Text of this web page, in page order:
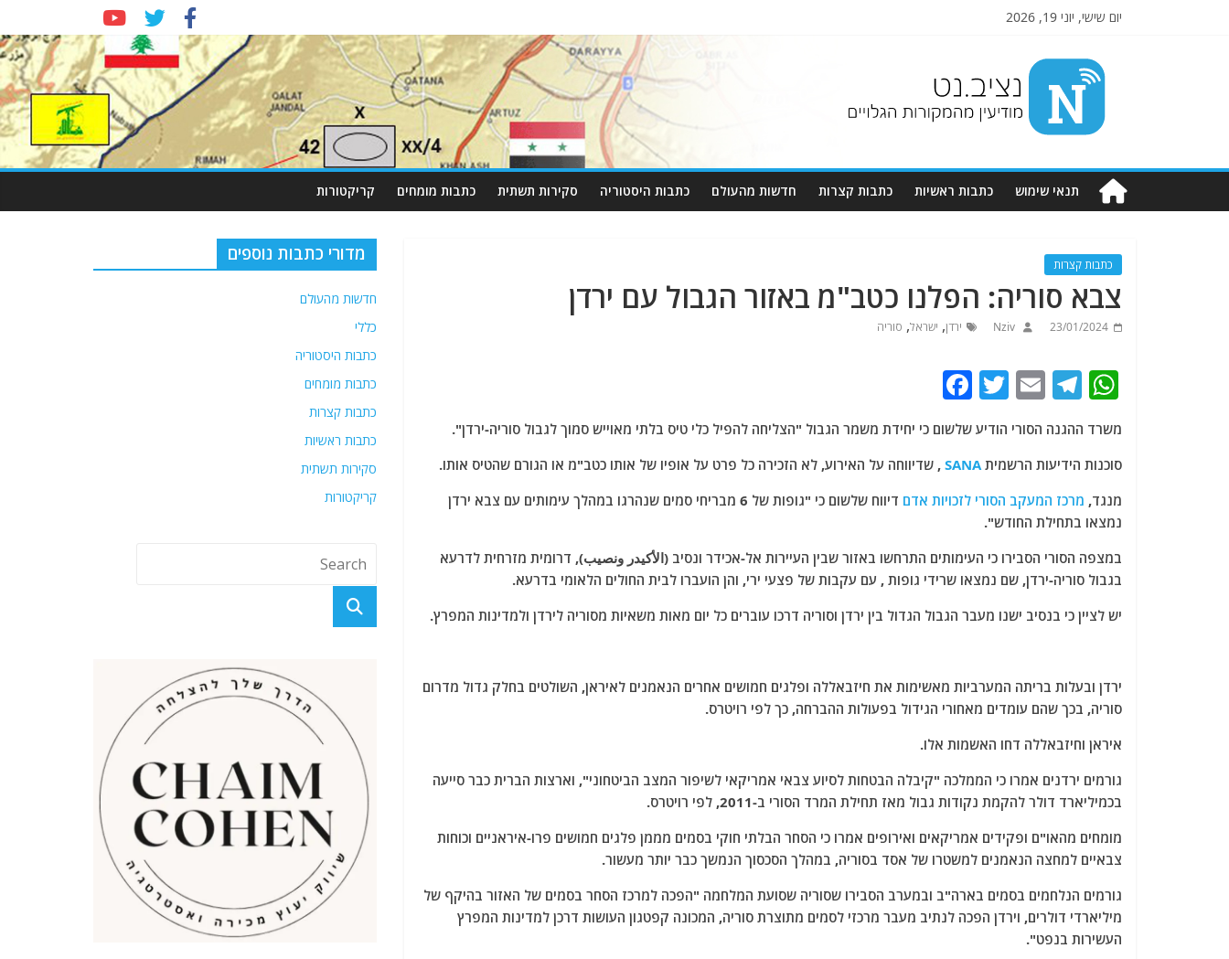
יום שישי, יוני 19, 2026
Nziv.net
מודיעין
מהמקורות
תנאי שימוש כתבות ראשיות כתבות קצרות חדשות מהעולם כתבות היסטוריה סקירות תשתית כתבות מומחים קריקטורות
כתבות קצרות
צבא סוריה: הפלנו כטב"מ באזור הגבול עם ירדן
23/01/2024
Nziv ירדן, ישראל, סוריה
W
at
s
A
p
p
T
e
g
ra
m
E
ai
l
T
w
itt
er
c
e
b
o
k
משרד ההגנה הסורי הודיע ​​שלשום כי יחידת משמר הגבול "הצליחה להפיל כלי טיס בלתי מאוייש סמוך לגבול סוריה-ירדן".
סוכנות הידיעות הרשמיתSANA , שדיווחה על האירוע, לא הזכירה כל פרט על אופיו של אותו כטב"מ או הגורם שהטיס אותו.
מנגד, מרכז המעקב הסורי לזכויות אדם
דיווח שלשום כי "גופות של 6 מבריחי סמים שנהרגו במהלך עימותים עם צבא ירדן
נמצאו בתחילת החודש".
במצפה הסורי הסבירו כי העימותים התרחשו באזור שבין העיירות אל-אכידר ונסיב (الأكيدر ونصيب), דרומית מזרחית לדרעא
בגבול סוריה-ירדן, שם נמצאו שרידי גופות , עם עקבות של פצעי ירי, והן הועברו לבית החולים הלאומי בדרעא.
יש לציין כי בנסיב ישנו מעבר הגבול הגדול בין ירדן וסוריה דרכו עוברים כל יום מאות משאיות מסוריה לירדן ולמדינות המפרץ.
ירדן ובעלות בריתה המערביות מאשימות את חיזבאללה ופלגים חמושים אחרים הנאמנים לאיראן, השולטים בחלק גדול מדרום
סוריה, בכך שהם עומדים מאחורי הגידול בפעולות ההברחה, כך לפי רויטרס.
איראן וחיזבאללה דחו האשמות אלו.
גורמים ירדנים אמרו כי הממלכה "קיבלה הבטחות לסיוע צבאי אמריקאי לשיפור המצב הביטחוני", וארצות הברית כבר סייעה
בכמיליארד דולר להקמת נקודות גבול מאז תחילת המרד הסורי ב-2011, לפי רויטרס.
מומחים מהאו"ם ופקידים אמריקאים ואירופים אמרו כי הסחר הבלתי חוקי בסמים מממן פלגים חמושים פרו-איראניים וכוחות
צבאיים למחצה הנאמנים למשטרו של אסד בסוריה, במהלך הסכסוך הנמשך כבר יותר מעשור.
גורמים הנלחמים בסמים בארה"ב ובמערב הסבירו שסוריה שסועת המלחמה "הפכה למרכז הסחר בסמים של האזור בהיקף של
מיליארדי דולרים, וירדן הפכה לנתיב מעבר מרכזי לסמים מתוצרת סוריה, המכונה קפטגון העושות דרכן למדינות המפרץ
העשירות בנפט".
מדורי כתבות נוספים
חדשות מהעולם
כללי
כתבות היסטוריה
כתבות מומחים
כתבות קצרות
כתבות ראשיות
סקירות תשתית
קריקטורות